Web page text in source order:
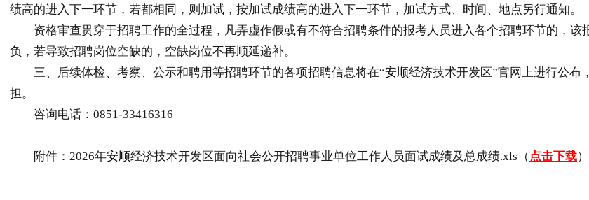
绩高的进入下一环节，若都相同，则加试，按加试成绩高的进入下一环节，加试方式、时间、地点另行通知。
资格审查贯穿于招聘工作的全过程，凡弄虚作假或有不符合招聘条件的报考人员进入各个招聘环节的，该
负，若导致招聘岗位空缺的，空缺岗位不再顺延递补。
三、后续体检、考察、公示和聘用等招聘环节的各项招聘信息将在“安顺经济技术开发区”官网上进行公布
担。
咨询电话：0851-33416316
附件：2026年安顺经济技术开发区面向社会公开招聘事业单位工作人员面试成绩及总成绩.xls（ 点击下载）